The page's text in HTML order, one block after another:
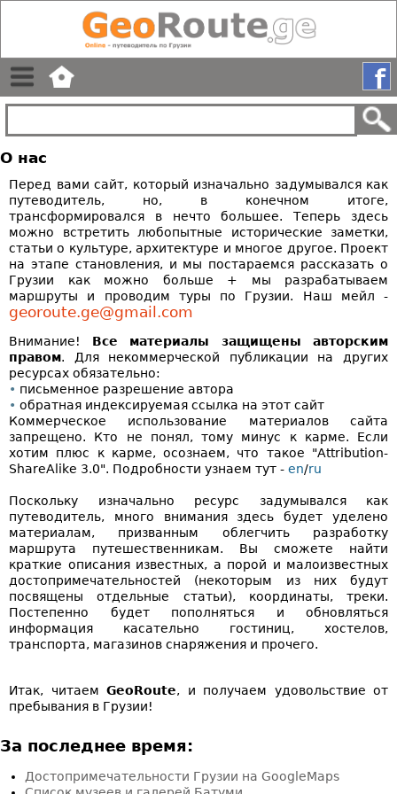
О нас
Перед вами сайт, который изначально задумывался как
путеводитель, но, в конечном итоге,
трансформировался в нечто большее. Теперь здесь
можно встретить любопытные исторические заметки,
статьи о культуре, архитектуре и многое другое. Проект
на этапе становления, и мы постараемся рассказать о
Грузии как можно больше + мы разрабатываем
маршруты и проводим туры по Грузии. Наш мейл -
georoute.ge@gmail.com
Внимание! Все материалы защищены авторским
правом. Для некоммерческой публикации на других
ресурсах обязательно:
• письменное разрешение автора
• обратная индексируемая ссылка на этот сайт
Коммерческое использование материалов сайта
запрещено. Кто не понял, тому минус к карме. Если
хотим плюс к карме, осознаем, что такое "Attribution-
ShareAlike 3.0". Подробности узнаем тут - en/ru
Поскольку изначально ресурс задумывался как
путеводитель, много внимания здесь будет уделено
материалам, призванным облегчить разработку
маршрута путешественникам. Вы сможете найти
краткие описания известных, а порой и малоизвестных
достопримечательностей (некоторым из них будут
посвящены отдельные статьи), координаты, треки.
Постепенно будет пополняться и обновляться
информация касательно гостиниц, хостелов,
транспорта, магазинов снаряжения и прочего.
Итак, читаем GeoRoute, и получаем удовольствие от
пребывания в Грузии!
За последнее время:
Достопримечательности Грузии на GoogleMaps